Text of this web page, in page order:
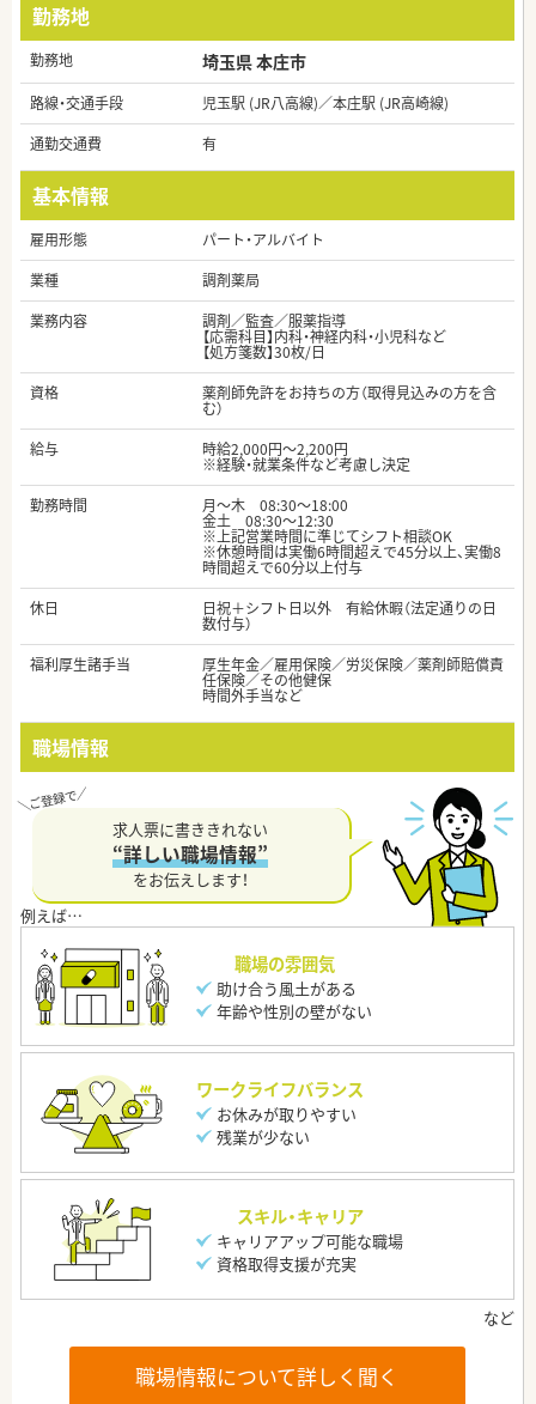
勤務地
勤務地 埼玉県 本庄市
路線・交通手段
児玉駅 (JR八高線)／本庄駅 (JR高崎線)
通勤交通費
有
基本情報
雇用形態
パート・アルバイト
業種
調剤薬局
業務内容
調剤／監査／服薬指導
【応需科目】内科・神経内科・小児科など
【処方箋数】30枚/日
資格
薬剤師免許をお持ちの方（取得見込みの方を含
む）
給与
時給2,000円～2,200円
※経験・就業条件など考慮し決定
勤務時間
月～木 08:30～18:00
金土 08:30～12:30
※上記営業時間に準じてシフト相談OK
※休憩時間は実働6時間超えで45分以上、実働8
時間超えで60分以上付与
休日
日祝＋シフト日以外 有給休暇（法定通りの日
数付与）
福利厚生諸手当
厚生年金／雇用保険／労災保険／薬剤師賠償責
任保険／その他健保
時間外手当など
職場情報
求人票に書ききれない
“詳しい職場情報”
をお伝えします！
職場の雰囲気
助け合う風土がある
年齢や性別の壁がない
ワークライフバランス
お休みが取りやすい
残業が少ない
スキル・キャリア
キャリアアップ可能な職場
資格取得支援が充実
職場情報について詳しく聞く